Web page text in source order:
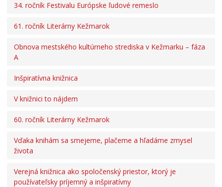
Operačný program integrovaná infraštruktúra 2014-
Program Interreg Poľsko – Slovensko 2021 – 2027
Fond na podporu umenia
Oznamovanie podozrení z podvodov
34. ročník Festivalu Európske ľudové remeslo
61. ročník Literárny Kežmarok
Obnova mestského kultúrneho strediska v Kežmarku – fáza
A
Inšpiratívna knižnica
V knižnici to nájdem
60. ročník Literárny Kežmarok
Vďaka knihám sa smejeme, plačeme a hľadáme zmysel
života
Verejná knižnica ako spoločenský priestor, ktorý je
používateľsky príjemný a inšpiratívny